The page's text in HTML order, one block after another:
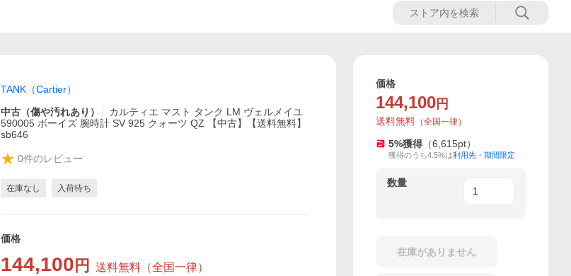
TANK（Cartier）
中古（傷や汚れあり）
カルティエ マスト タンク LM ヴェルメイユ
590005 ボーイズ 腕時計 SV 925 クォーツ QZ 【中古】【送料無料】
sb646
0件のレビュー
在庫なし 入荷待ち
価格
144,100 円 送料無料 （全国一律）
価格
144,100 円
送料無料 （全国一律）
5%獲得 （6,615pt）
獲得のうち4.5%は利用先・期間限定
数量
在庫がありません